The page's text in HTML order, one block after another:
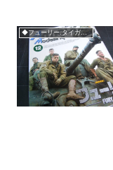
◆フューリー.タイガー131号車